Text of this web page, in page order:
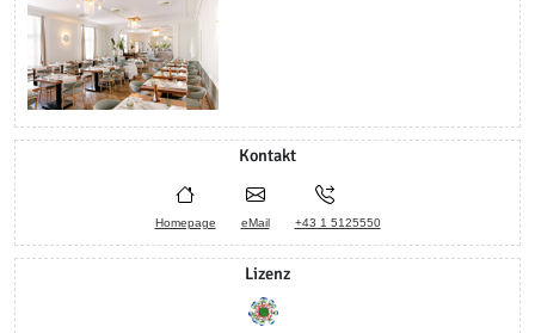
Kontakt
Homepage eMail +43 1 5125550
Lizenz